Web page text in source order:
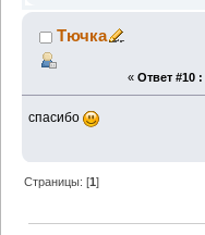
Тючка
« Ответ #10 :
спасибо
Страницы: [1]